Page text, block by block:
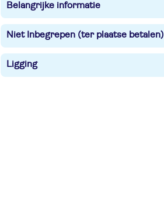
Belangrijke informatie
Niet Inbegrepen (ter plaatse betalen)
Ligging